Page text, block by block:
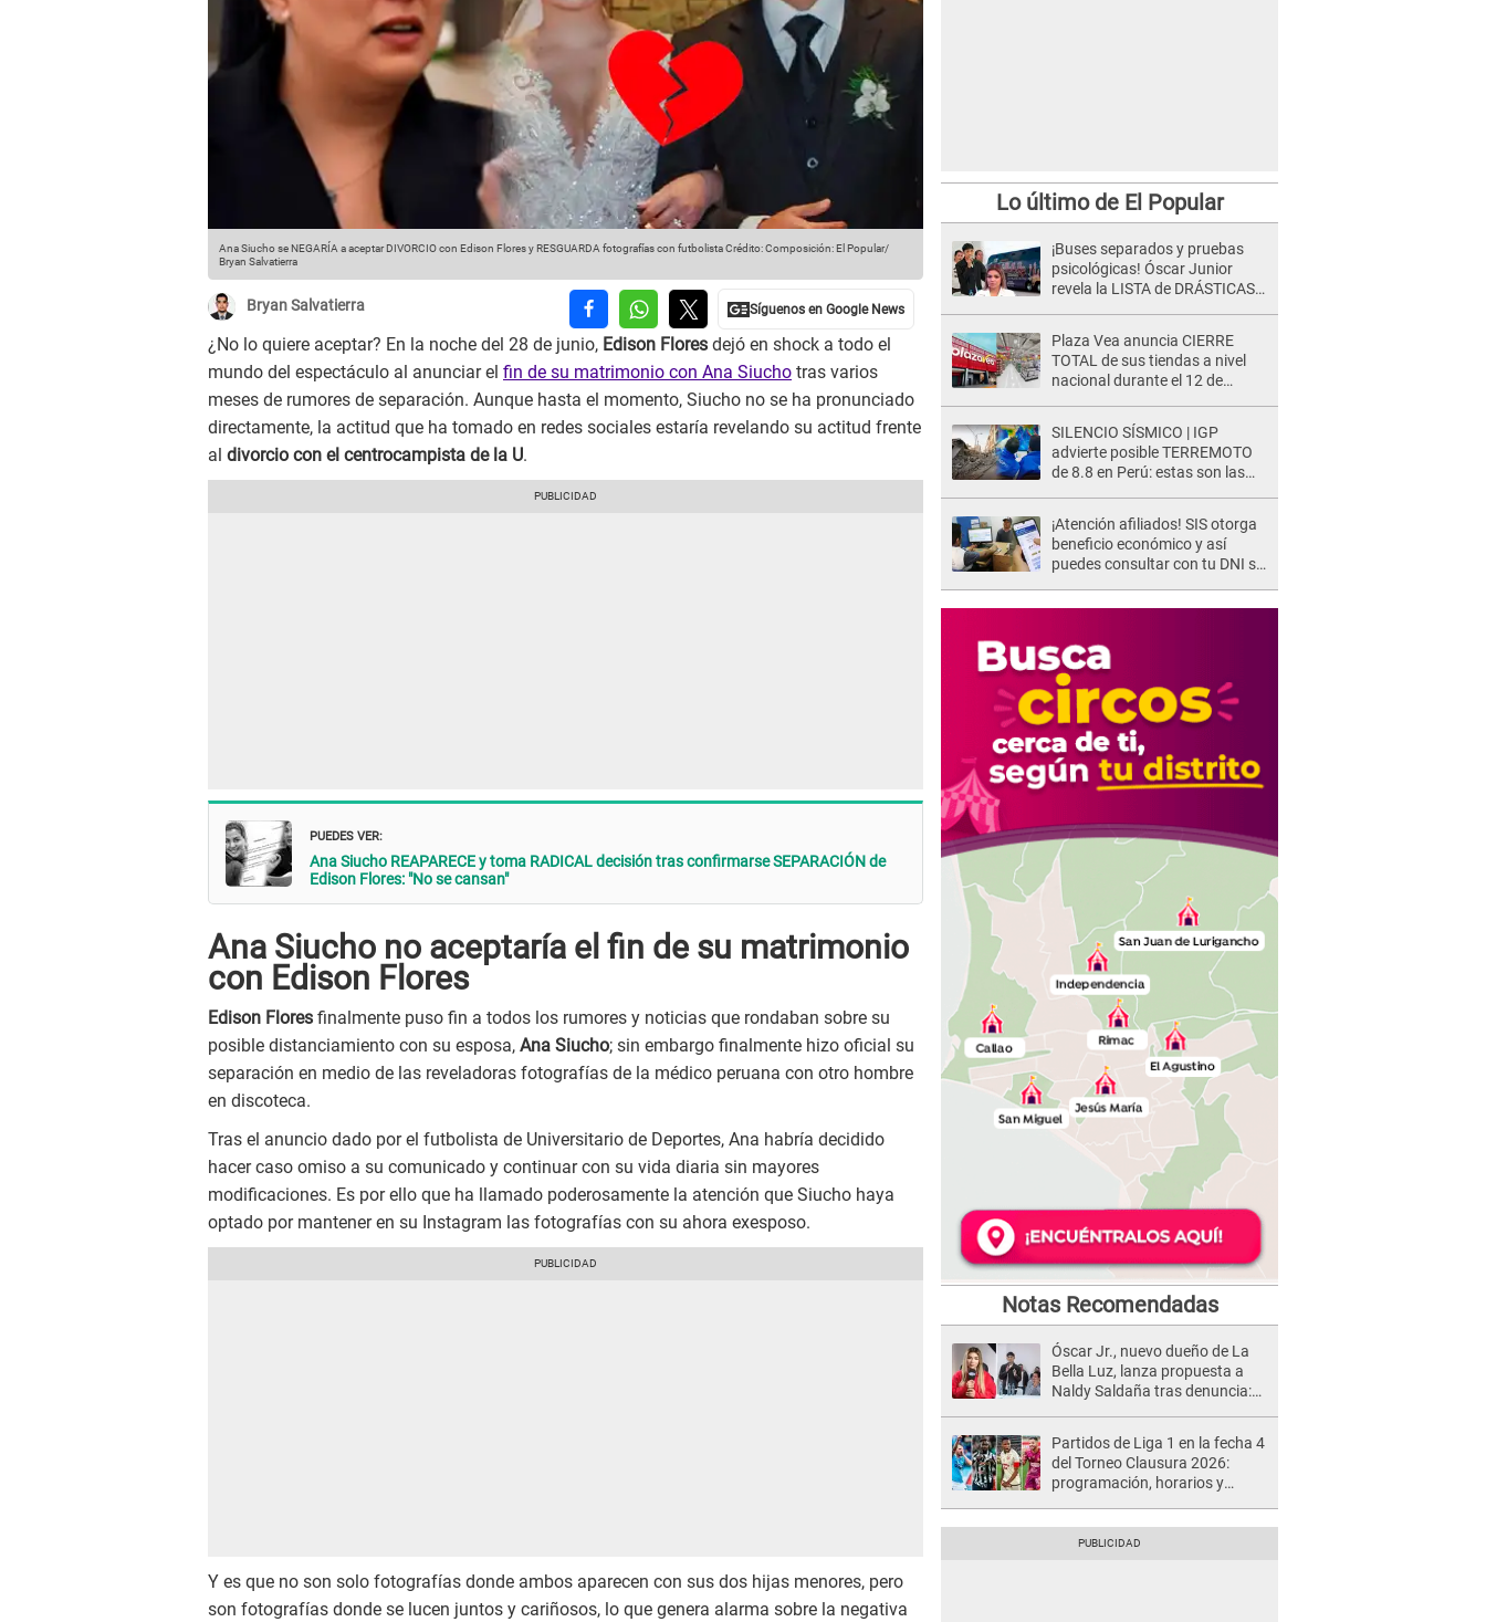
Ana Siucho se NEGARÍA a aceptar DIVORCIO con Edison Flores y RESGUARDA fotografías con futbolistaCrédito: Composición: El Popular/
Bryan Salvatierra
Bryan Salvatierra
¿No lo quiere aceptar? En la noche del 28 de junio, Edison Flores dejó en shock a todo el
mundo del espectáculo al anunciar el fin de su matrimonio con Ana Siucho tras varios
meses de rumores de separación. Aunque hasta el momento, Siucho no se ha pronunciado
directamente, la actitud que ha tomado en redes sociales estaría revelando su actitud frente
al divorcio con el centrocampista de la U.
PUEDES VER:
Ana Siucho REAPARECE y toma RADICAL decisión tras confirmarse SEPARACIÓN de
Edison Flores: "No se cansan"
Ana Siucho no aceptaría el fin de su matrimonio
con Edison Flores
Edison Flores finalmente puso fin a todos los rumores y noticias que rondaban sobre su
posible distanciamiento con su esposa, Ana Siucho; sin embargo finalmente hizo oficial su
separación en medio de las reveladoras fotografías de la médico peruana con otro hombre
en discoteca.
Tras el anuncio dado por el futbolista de Universitario de Deportes, Ana habría decidido
hacer caso omiso a su comunicado y continuar con su vida diaria sin mayores
modificaciones. Es por ello que ha llamado poderosamente la atención que Siucho haya
optado por mantener en su Instagram las fotografías con su ahora exesposo.
Y es que no son solo fotografías donde ambos aparecen con sus dos hijas menores, pero
son fotografías donde se lucen juntos y cariñosos, lo que genera alarma sobre la negativa
Lo último de El Popular
¡Buses separados y pruebas
psicológicas! Óscar Junior
revela la LISTA de DRÁSTICAS
Naldy Saldaña
Plaza Vea anuncia CIERRE
TOTAL de sus tiendas a nivel
nacional durante el 12 de
SILENCIO SÍSMICO | IGP
advierte posible TERREMOTO
de 8.8 en Perú: estas son las
¡Atención afiliados! SIS otorga
beneficio económico y así
puedes consultar con tu DNI si
Notas Recomendadas
Óscar Jr., nuevo dueño de La
Bella Luz, lanza propuesta a
Naldy Saldaña tras denuncia:
Partidos de Liga 1 en la fecha 4
del Torneo Clausura 2026:
programación, horarios y